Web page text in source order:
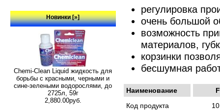
Новинки [»]
Chemi-Clean Liquid жидкость для
борьбы с красными, черными и
сине-зелеными водорослями, до
2725л, 59г
2,880.00руб.
регулировка
очень большой
возможность
материалов,
корзинки
бесшумная
Наименование
Код продукта